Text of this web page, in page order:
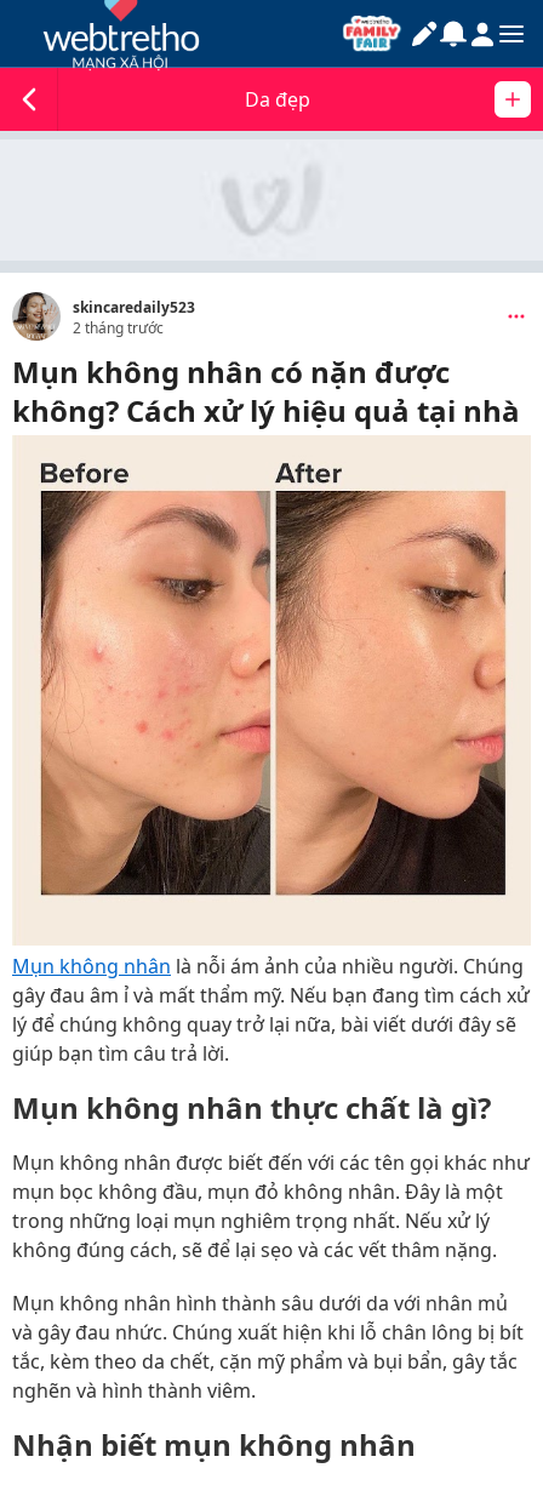
Da đẹp
skincaredaily523
2 tháng trước
Mụn không nhân có nặn được
không? Cách xử lý hiệu quả tại nhà
Mụn không nhân là nỗi ám ảnh của nhiều người. Chúng
gây đau âm ỉ và mất thẩm mỹ. Nếu bạn đang tìm cách xử
lý để chúng không quay trở lại nữa, bài viết dưới đây sẽ
giúp bạn tìm câu trả lời.
Mụn không nhân thực chất là gì?
Mụn không nhân được biết đến với các tên gọi khác như
mụn bọc không đầu, mụn đỏ không nhân. Đây là một
trong những loại mụn nghiêm trọng nhất. Nếu xử lý
không đúng cách, sẽ để lại sẹo và các vết thâm nặng.
Mụn không nhân hình thành sâu dưới da với nhân mủ
và gây đau nhức. Chúng xuất hiện khi lỗ chân lông bị bít
tắc, kèm theo da chết, cặn mỹ phẩm và bụi bẩn, gây tắc
nghẽn và hình thành viêm.
Nhận biết mụn không nhân